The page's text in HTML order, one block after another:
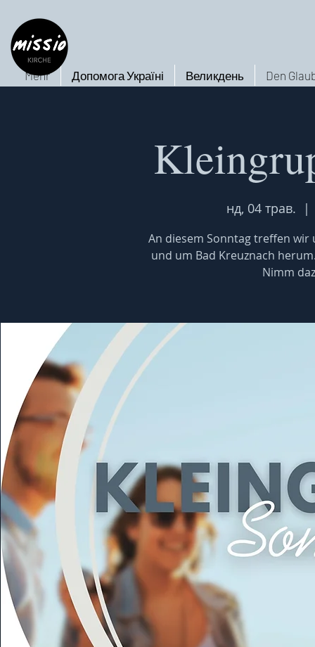
Den
Великдень
Допомога Україні
Mehr
нд, 04 трав.
An diesem Sonntag treffen
und um Bad Kreuznach
Nimm